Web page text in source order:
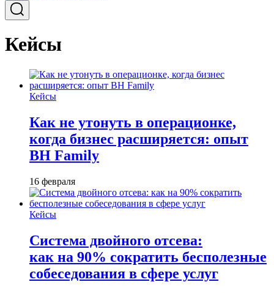
Кейсы
Кейсы
Как не утонуть в операционке,
когда бизнес расширяется: опыт
BH Family
16 февраля
Кейсы
Система двойного отсева:
как на 90% сократить бесполезные
собеседования в сфере услуг